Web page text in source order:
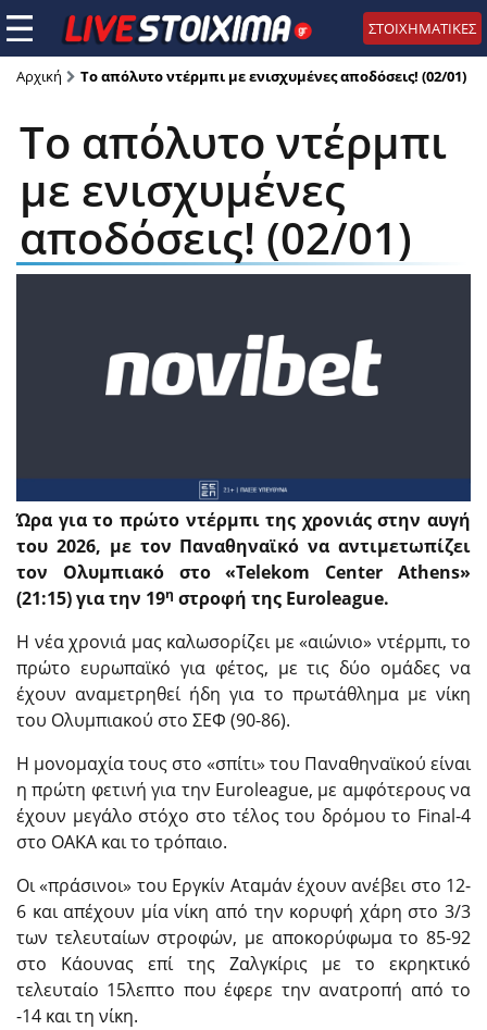
ΣΤΟΙΧΗΜΑΤΙΚΕΣ
Αρχική To απόλυτο ντέρμπι με ενισχυμένες αποδόσεις! (02/01)
To απόλυτο ντέρμπι
με ενισχυμένες
αποδόσεις! (02/01)
Ώρα για το πρώτο ντέρμπι της χρονιάς στην αυγή
του 2026, με τον Παναθηναϊκό να αντιμετωπίζει
τον Ολυμπιακό στο «Telekom Center Athens»
(21:15) για την 19η στροφή της Euroleague.
Η νέα χρονιά μας καλωσορίζει με «αιώνιο» ντέρμπι, το
πρώτο ευρωπαϊκό για φέτος, με τις δύο ομάδες να
έχουν αναμετρηθεί ήδη για το πρωτάθλημα με νίκη
του Ολυμπιακού στο ΣΕΦ (90-86).
Η μονομαχία τους στο «σπίτι» του Παναθηναϊκού είναι
η πρώτη φετινή για την Euroleague, με αμφότερους να
έχουν μεγάλο στόχο στο τέλος του δρόμου το Final-4
στο ΟΑΚΑ και το τρόπαιο.
Οι «πράσινοι» του Εργκίν Αταμάν έχουν ανέβει στο 12-
6 και απέχουν μία νίκη από την κορυφή χάρη στο 3/3
των τελευταίων στροφών, με αποκορύφωμα το 85-92
στο Κάουνας επί της Ζαλγκίρις με το εκρηκτικό
τελευταίο 15λεπτο που έφερε την ανατροπή από το
-14 και τη νίκη.